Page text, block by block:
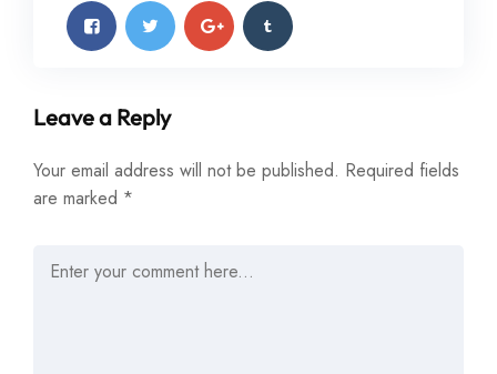
Leave a Reply
Your email address will not be published. Required fields
are marked *